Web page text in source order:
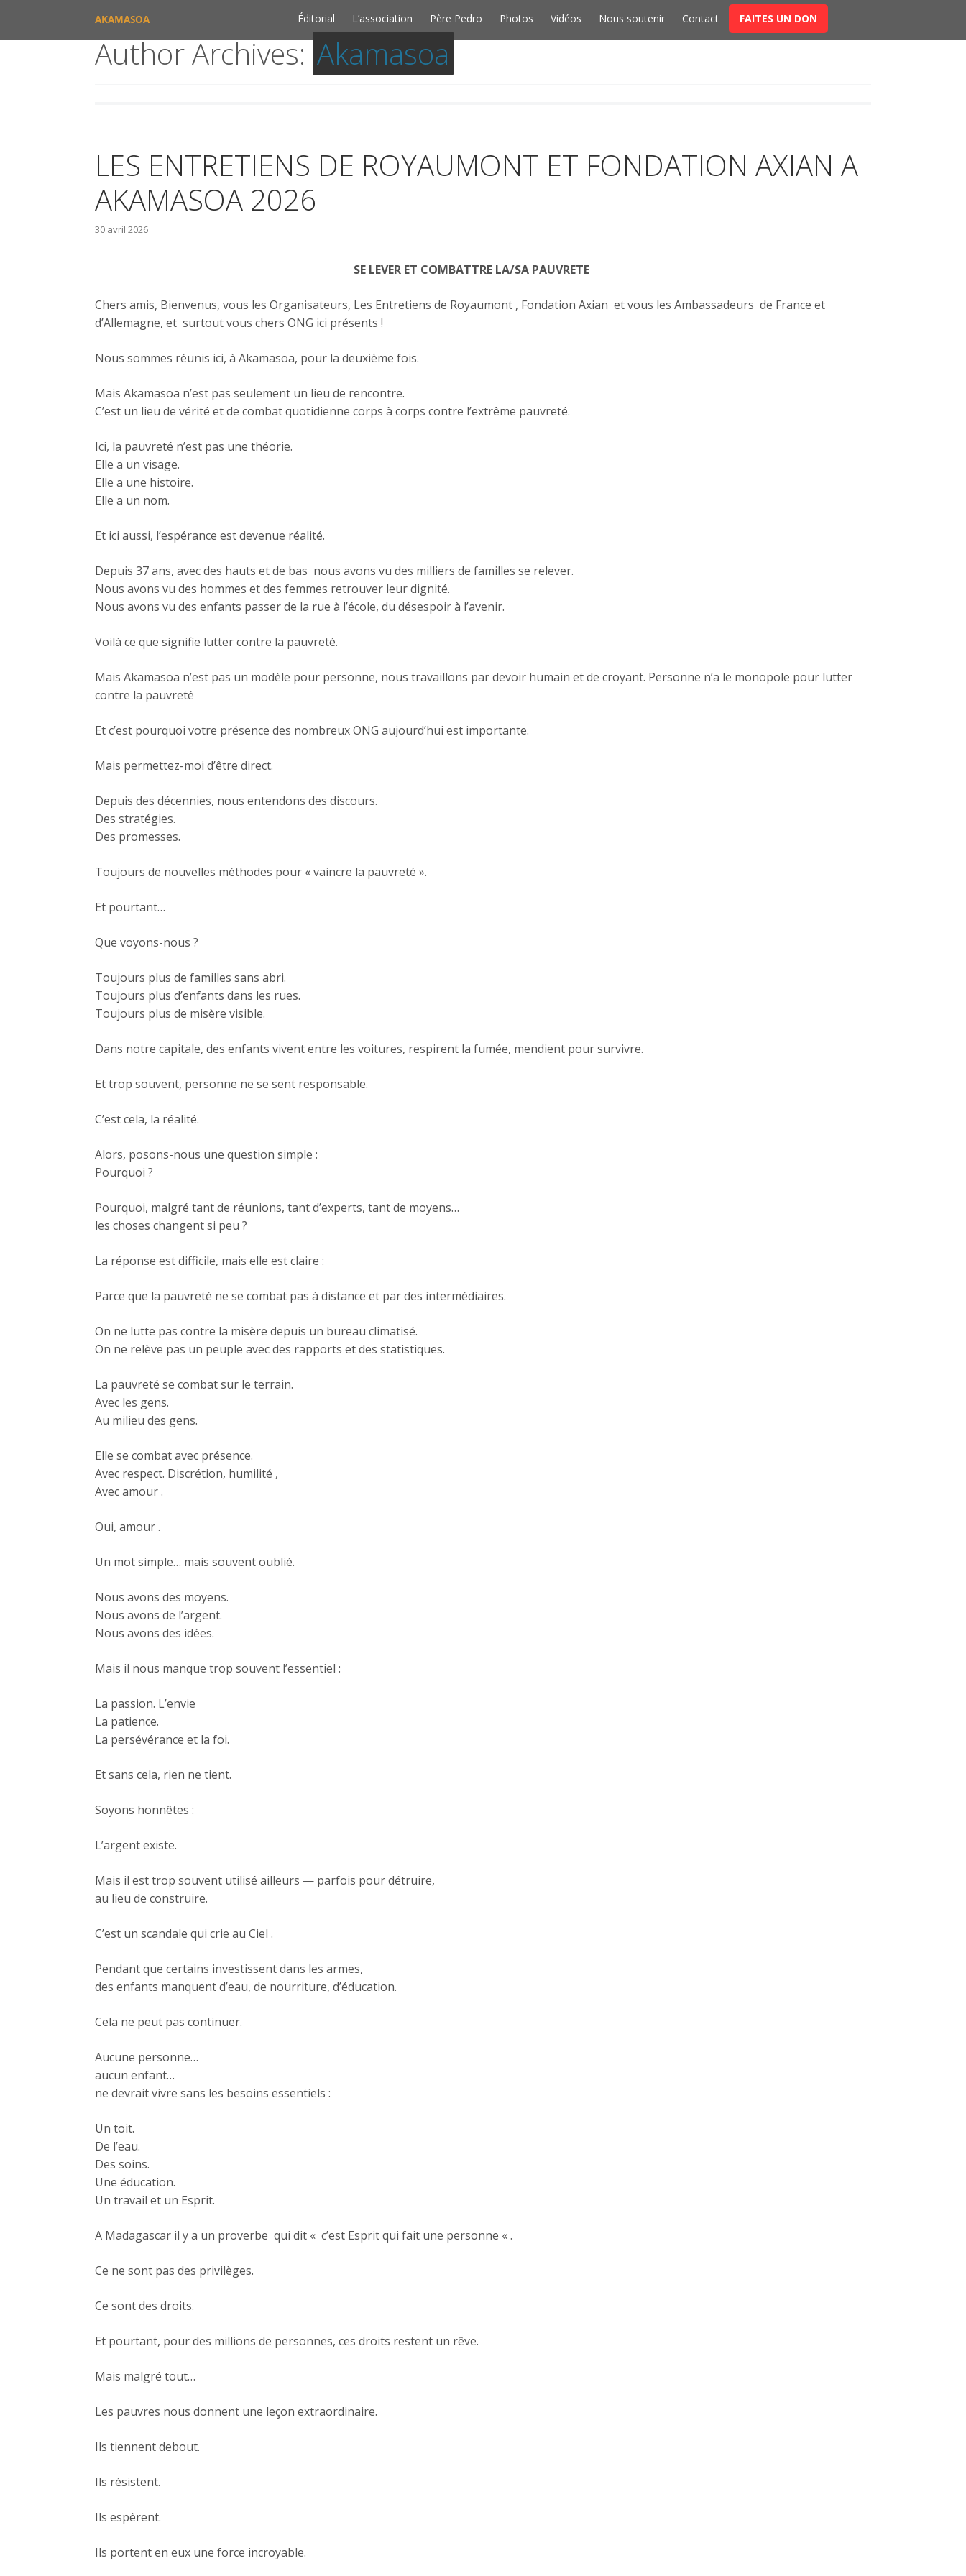
AKAMASOA Éditorial L’association Père Pedro Photos Vidéos Nous soutenir Contact FAITES UN DON
Author Archives: Akamasoa
LES ENTRETIENS DE ROYAUMONT ET FONDATION AXIAN A
AKAMASOA 2026
30 avril 2026
SE LEVER ET COMBATTRE LA/SA PAUVRETE
Chers amis, Bienvenus, vous les Organisateurs, Les Entretiens de Royaumont , Fondation Axian et vous les Ambassadeurs de France et
d’Allemagne, et surtout vous chers ONG ici présents !
Nous sommes réunis ici, à Akamasoa, pour la deuxième fois.
Mais Akamasoa n’est pas seulement un lieu de rencontre.
C’est un lieu de vérité et de combat quotidienne corps à corps contre l’extrême pauvreté.
Ici, la pauvreté n’est pas une théorie.
Elle a un visage.
Elle a une histoire.
Elle a un nom.
Et ici aussi, l’espérance est devenue réalité.
Depuis 37 ans, avec des hauts et de bas nous avons vu des milliers de familles se relever.
Nous avons vu des hommes et des femmes retrouver leur dignité.
Nous avons vu des enfants passer de la rue à l’école, du désespoir à l’avenir.
Voilà ce que signifie lutter contre la pauvreté.
Mais Akamasoa n’est pas un modèle pour personne, nous travaillons par devoir humain et de croyant. Personne n’a le monopole pour lutter
contre la pauvreté
Et c’est pourquoi votre présence des nombreux ONG aujourd’hui est importante.
Mais permettez-moi d’être direct.
Depuis des décennies, nous entendons des discours.
Des stratégies.
Des promesses.
Toujours de nouvelles méthodes pour « vaincre la pauvreté ».
Et pourtant…
Que voyons-nous ?
Toujours plus de familles sans abri.
Toujours plus d’enfants dans les rues.
Toujours plus de misère visible.
Dans notre capitale, des enfants vivent entre les voitures, respirent la fumée, mendient pour survivre.
Et trop souvent, personne ne se sent responsable.
C’est cela, la réalité.
Alors, posons-nous une question simple :
Pourquoi ?
Pourquoi, malgré tant de réunions, tant d’experts, tant de moyens…
les choses changent si peu ?
La réponse est difficile, mais elle est claire :
Parce que la pauvreté ne se combat pas à distance et par des intermédiaires.
On ne lutte pas contre la misère depuis un bureau climatisé.
On ne relève pas un peuple avec des rapports et des statistiques.
La pauvreté se combat sur le terrain.
Avec les gens.
Au milieu des gens.
Elle se combat avec présence.
Avec respect. Discrétion, humilité ,
Avec amour .
Oui, amour .
Un mot simple… mais souvent oublié.
Nous avons des moyens.
Nous avons de l’argent.
Nous avons des idées.
Mais il nous manque trop souvent l’essentiel :
La passion. L’envie
La patience.
La persévérance et la foi.
Et sans cela, rien ne tient.
Soyons honnêtes :
L’argent existe.
Mais il est trop souvent utilisé ailleurs — parfois pour détruire,
au lieu de construire.
C’est un scandale qui crie au Ciel .
Pendant que certains investissent dans les armes,
des enfants manquent d’eau, de nourriture, d’éducation.
Cela ne peut pas continuer.
Aucune personne…
aucun enfant…
ne devrait vivre sans les besoins essentiels :
Un toit.
De l’eau.
Des soins.
Une éducation.
Un travail et un Esprit.
A Madagascar il y a un proverbe qui dit « c’est Esprit qui fait une personne « .
Ce ne sont pas des privilèges.
Ce sont des droits.
Et pourtant, pour des millions de personnes, ces droits restent un rêve.
Mais malgré tout…
Les pauvres nous donnent une leçon extraordinaire.
Ils tiennent debout.
Ils résistent.
Ils espèrent.
Ils portent en eux une force incroyable.